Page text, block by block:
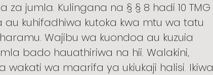
za jumla. Kulingana na § § 8 hadi 10 TMG
kuhifadhiwa kutoka kwa mtu wa tatu
Wajibu wa kuondoa au kuzuia
bado hauathiriwa na hii. Walakini,
wakati wa maarifa ya ukiukaji halisi. Ikiwa